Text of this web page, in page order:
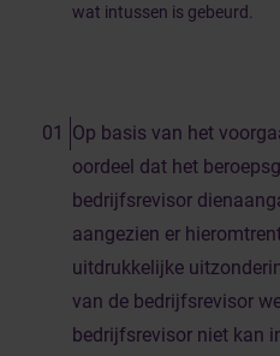
wat intussen is gebeurd
Op basis van het
oordeel dat het
bedrijfsrevisor
aangezien er
uitdrukkelijke
van de bedrijfsrevisor
bedrijfsrevisor niet kan